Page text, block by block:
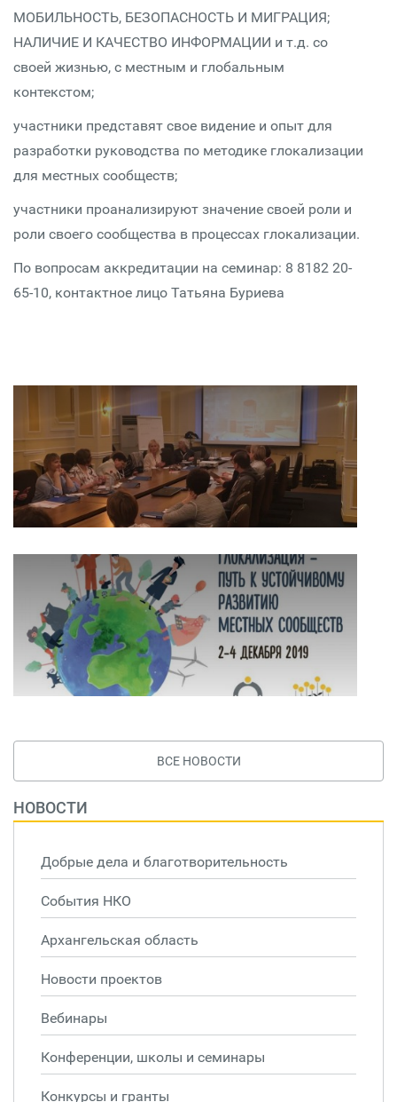
МОБИЛЬНОСТЬ, БЕЗОПАСНОСТЬ И МИГРАЦИЯ;
НАЛИЧИЕ И КАЧЕСТВО ИНФОРМАЦИИ и т.д. со
своей жизнью, с местным и глобальным
контекстом;
участники представят свое видение и опыт для
разработки руководства по методике глокализации
для местных сообществ;
участники проанализируют значение своей роли и
роли своего сообщества в процессах глокализации.
По вопросам аккредитации на семинар: 8 8182 20-
65-10, контактное лицо Татьяна Буриева
ВСЕ НОВОСТИ
НОВОСТИ
Добрые дела и благотворительность
События НКО
Архангельская область
Новости проектов
Вебинары
Конференции, школы и семинары
Конкурсы и гранты